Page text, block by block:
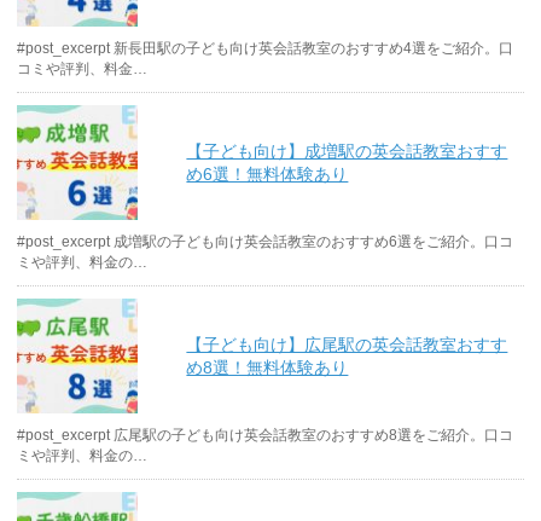
#post_excerpt 新長田駅の子ども向け英会話教室のおすすめ4選をご紹介。口
コミや評判、料金…
【子ども向け】成増駅の英会話教室おすす
め6選！無料体験あり
#post_excerpt 成増駅の子ども向け英会話教室のおすすめ6選をご紹介。口コ
ミや評判、料金の…
【子ども向け】広尾駅の英会話教室おすす
め8選！無料体験あり
#post_excerpt 広尾駅の子ども向け英会話教室のおすすめ8選をご紹介。口コ
ミや評判、料金の…